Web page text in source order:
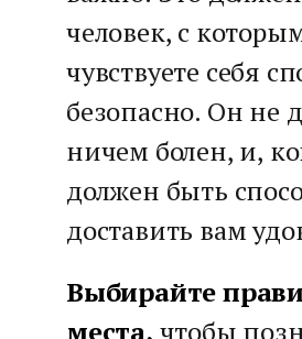
человек, с
чувствуете себя
безопасно. Он не
ничем болен, и,
должен быть
доставить вам
Выбирайте
места, чтобы